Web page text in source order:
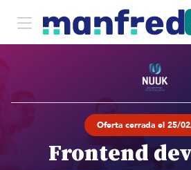
Oferta cerrada el 25/
Frontend